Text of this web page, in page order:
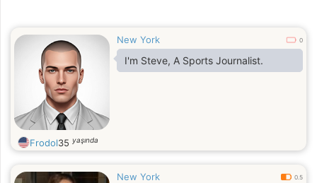
New York 0
I'm Steve, A Sports Journalist.
Frodol35 yaşında
New York 0.5